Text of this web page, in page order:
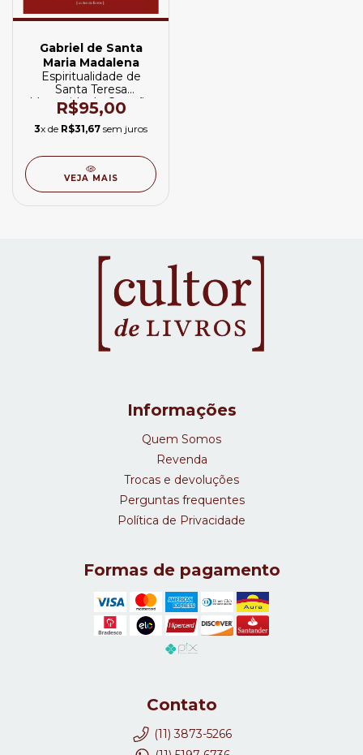
Gabriel de Santa
Maria Madalena
Espiritualidade de
Santa Teresa
Margarida do Coração
de Jesus, A
R$95,00
3x de R$31,67 sem juros
VEJA MAIS
Informações
Quem Somos
Revenda
Trocas e devoluções
Perguntas frequentes
Política de Privacidade
Formas de pagamento
Contato
(11) 3873-5266